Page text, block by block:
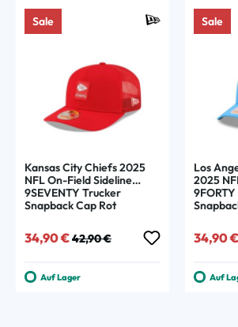
Sale
Kansas City Chiefs 2025
NFL On-Field Sideline
9SEVENTY Trucker
Snapback Cap Rot
Verkaufspreis:
34,90 € Regulärer Preis:
42,90 €
Auf Lager
Sale
Los
2025
34,90 €
Auf